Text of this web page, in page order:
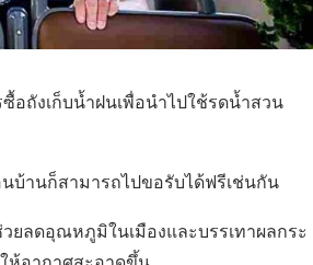
อถังเก็บน้ำฝนเพื่อนำไปใช้รดน้ำสวน
บ้านก็สามารถไปขอรับได้ฟรีเช่นกัน
ยลดอุณหภูมิในเมืองและบรรเทาผลกระ